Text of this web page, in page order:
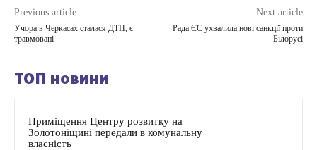
Previous article
Учора в Черкасах сталася ДТП, є
травмовані
Next article
Рада ЄС ухвалила нові санкції проти
Білорусі
ТОП новини
Приміщення Центру розвитку на
Золотоніщині передали в комунальну
власність